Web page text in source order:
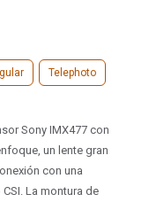
Telephoto
Sony IMX477 con
un lente gran
con una
La montura de